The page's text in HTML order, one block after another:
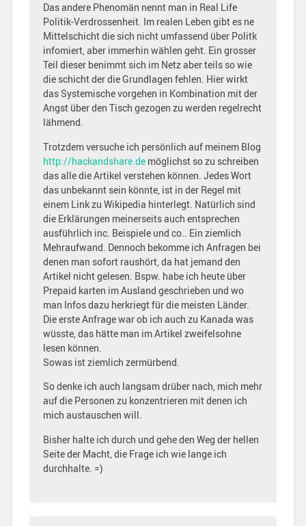
Das andere Phenomän nennt man in Real Life
Politik-Verdrossenheit. Im realen Leben gibt es ne
Mittelschicht die sich nicht umfassend über Politk
infomiert, aber immerhin wählen geht. Ein grosser
Teil dieser benimmt sich im Netz aber teils so wie
die schicht der die Grundlagen fehlen. Hier wirkt
das Systemische vorgehen in Kombination mit der
Angst über den Tisch gezogen zu werden regelrecht
lähmend.
Trotzdem versuche ich persönlich auf meinem Blog
http://hackandshare.demöglichst so zu schreiben
das alle die Artikel verstehen können. Jedes Wort
das unbekannt sein könnte, ist in der Regel mit
einem Link zu Wikipedia hinterlegt. Natürlich sind
die Erklärungen meinerseits auch entsprechen
ausführlich inc. Beispiele und co.. Ein ziemlich
Mehraufwand. Dennoch bekomme ich Anfragen bei
denen man sofort raushört, da hat jemand den
Artikel nicht gelesen. Bspw. habe ich heute über
Prepaid karten im Ausland geschrieben und wo
man Infos dazu herkriegt für die meisten Länder.
Die erste Anfrage war ob ich auch zu Kanada was
wüsste, das hätte man im Artikel zweifelsohne
lesen können.
Sowas ist ziemlich zermürbend.
So denke ich auch langsam drüber nach, mich mehr
auf die Personen zu konzentrieren mit denen ich
mich austauschen will.
Bisher halte ich durch und gehe den Weg der hellen
Seite der Macht, die Frage ich wie lange ich
durchhalte. =)